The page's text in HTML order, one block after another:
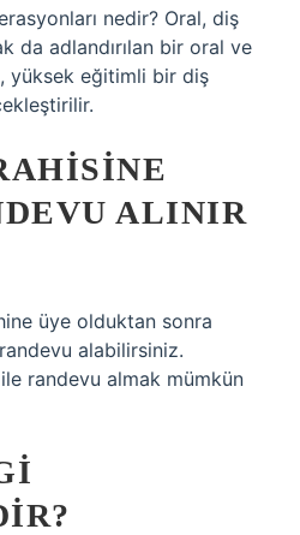
nedir? Oral, diş
da adlandırılan bir oral ve
yüksek eğitimli bir diş
ALINIR
üye olduktan sonra
alabilirsiniz.
randevu almak mümkün